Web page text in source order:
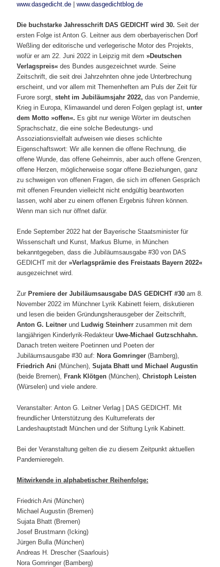
www.dasgedicht.de |www.dasgedichtblog.de
Die buchstarke Jahresschrift DAS GEDICHT wird 30. Seit der
ersten Folge ist Anton G. Leitner aus dem oberbayerischen Dorf
Weßling der editorische und verlegerische Motor des Projekts,
wofür er am 22. Juni 2022 in Leipzig mit dem»Deutschen
Verlagspreis« des Bundes ausgezeichnet wurde. Seine
Zeitschrift, die seit drei Jahrzehnten ohne jede Unterbrechung
erscheint, und vor allem mit Themenheften am Puls der Zeit für
Furore sorgt,steht im Jubiläumsjahr 2022, das von Pandemie,
Krieg in Europa, Klimawandel und deren Folgen geplagt ist,unter
dem Motto »offen«. Es gibt nur wenige Wörter im deutschen
Sprachschatz, die eine solche Bedeutungs- und
Assoziationsvielfalt aufweisen wie dieses schlichte
Eigenschaftswort: Wir alle kennen die offene Rechnung, die
offene Wunde, das offene Geheimnis, aber auch offene Grenzen,
offene Herzen, möglicherweise sogar offene Beziehungen, ganz
zu schweigen von offenen Fragen, die sich im offenen Gespräch
mit offenen Freunden vielleicht nicht endgültig beantworten
lassen, wohl aber zu einem offenen Ergebnis führen können.
Wenn man sich nur öffnet dafür.
Ende September 2022 hat der Bayerische Staatsminister für
Wissenschaft und Kunst, Markus Blume, in München
bekanntgegeben, dass die Jubiläumsausgabe #30 von DAS
GEDICHT mit der»Verlagsprämie des Freistaats Bayern 2022«
ausgezeichnet wird.
Zur Premiere der Jubiläumsausgabe DAS GEDICHT #30 am 8.
November 2022 im Münchner Lyrik Kabinett feiern, diskutieren
und lesen die beiden Gründungsherausgeber der Zeitschrift,
Anton G. Leitner und Ludwig Steinherr zusammen mit dem
langjährigen Kinderlyrik-RedakteurUwe-Michael Gutzschhahn.
Danach treten weitere Poetinnen und Poeten der
Jubiläumsausgabe #30 auf: Nora Gomringer(Bamberg),
Friedrich Ani(München), Sujata Bhatt und Michael Augustin
(beide Bremen), Frank Klötgen(München), Christoph Leisten
(Würselen) und viele andere.
Veranstalter: Anton G. Leitner Verlag | DAS GEDICHT. Mit
freundlicher Unterstützung des Kulturreferats der
Landeshauptstadt München und der Stiftung Lyrik Kabinett.
Bei der Veranstaltung gelten die zu diesem Zeitpunkt aktuellen
Pandemieregeln.
Mitwirkende in alphabetischer Reihenfolge:
Friedrich Ani (München)
Michael Augustin (Bremen)
Sujata Bhatt (Bremen)
Josef Brustmann (Icking)
Jürgen Bulla (München)
Andreas H. Drescher (Saarlouis)
Nora Gomringer (Bamberg)